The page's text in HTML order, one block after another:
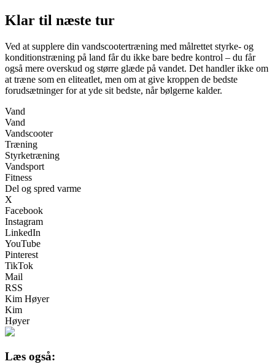
Klar til næste tur
Ved at supplere din vandscootertræning med målrettet styrke- og
konditionstræning på land får du ikke bare bedre kontrol – du får
også mere overskud og større glæde på vandet. Det handler ikke om
at træne som en eliteatlet, men om at give kroppen de bedste
forudsætninger for at yde sit bedste, når bølgerne kalder.
Vand
Vand
Vandscooter
Træning
Styrketræning
Vandsport
Fitness
Del og spred varme
X
Facebook
Instagram
LinkedIn
YouTube
Pinterest
TikTok
Mail
RSS
Kim Høyer
Kim
Høyer
Læs også: